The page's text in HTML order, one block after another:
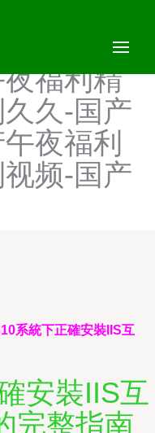
-国产午夜
夜福-国产
福利精
久-国产
夜福利
频-国产
系統下正確安裝IIS互
安裝IIS互
完整指南